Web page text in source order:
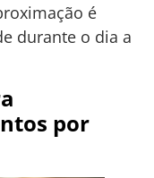
é
durante o dia a
por